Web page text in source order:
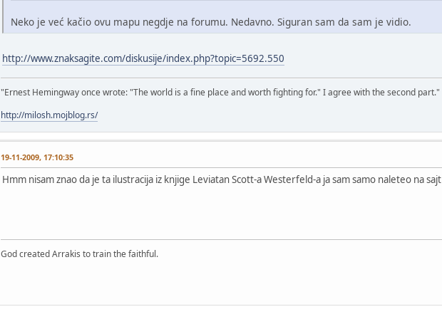
Neko je već kačio ovu mapu negdje na forumu. Nedavno. Siguran sam da sam je vidio.
http://www.znaksagite.com/diskusije/index.php?topic=5692.550
"Ernest Hemingway once wrote: "The world is a fine place and worth fighting for." I agree with the second part."
http://milosh.mojblog.rs/
19-11-2009, 17:10:35
Hmm nisam znao da je ta ilustracija iz knjige Leviatan Scott-a Westerfeld-a ja sam samo naleteo na
God created Arrakis to train the faithful.